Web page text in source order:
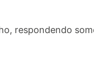
respondendo